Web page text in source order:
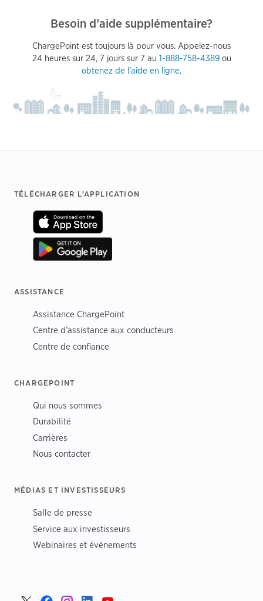
Besoin d’aide supplémentaire?
ChargePoint est toujours là pour vous. Appelez-nous
24 heures sur 24, 7 jours sur 7 au 1-888-758-4389ou
obtenez de l’aide en ligne.
Footer
TÉLÉCHARGER L’APPLICATION
ASSISTANCE
Assistance ChargePoint
Centre d’assistance aux conducteurs
Centre de confiance
CHARGEPOINT
Qui nous sommes
Durabilité
Carrières
Nous contacter
MÉDIAS ET INVESTISSEURS
Salle de presse
Service aux investisseurs
Webinaires et événements